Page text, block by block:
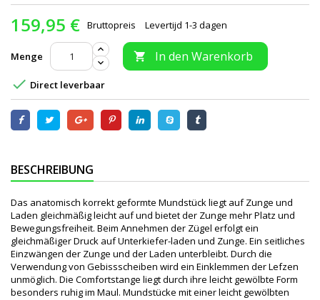
159,95 € Bruttopreis Levertijd 1-3 dagen
Menge  In den Warenkorb
 Direct leverbaar
BESCHREIBUNG
Das anatomisch korrekt geformte Mundstück liegt auf Zunge und
Laden gleichmäßig leicht auf und bietet der Zunge mehr Platz und
Bewegungsfreiheit. Beim Annehmen der Zügel erfolgt ein
gleichmäßiger Druck auf Unterkiefer-laden und Zunge. Ein seitliches
Einzwängen der Zunge und der Laden unterbleibt. Durch die
Verwendung von Gebissscheiben wird ein Einklemmen der Lefzen
unmöglich. Die Comfortstange liegt durch ihre leicht gewölbte Form
besonders ruhig im Maul. Mundstücke mit einer leicht gewölbten